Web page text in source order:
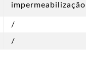
impermeabilização
/
/